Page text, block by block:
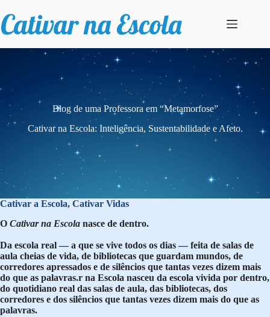
para
o
conteúdo
Blog de uma Professora em “Metamorfose”
Cativar na Escola: Inteligência, Sustentabilidade e Afeto.
Cativar a Escola, Cativar Vidas
O Cativar na Escola nasce de dentro.
Da escola real — a que se vive todos os dias — feita de salas de
aula cheias de vida, de bibliotecas que guardam mundos, de
corredores apressados e de silêncios que tantas vezes dizem mais
do que as palavras.r na Escola nasceu da escola vivida por dentro,
do quotidiano real das salas de aula, das bibliotecas, dos
corredores e dos silêncios que tantas vezes dizem mais do que as
palavras.